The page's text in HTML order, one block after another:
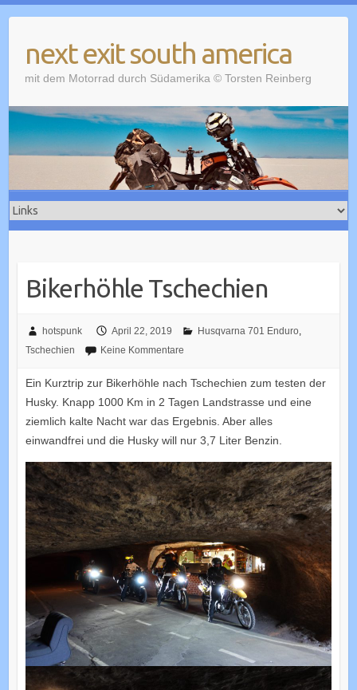
contentnext exit south america
mit dem Motorrad durch Südamerika © Torsten Reinberg
Bikerhöhle Tschechien
hotspunk April 22, 2019 Husqvarna 701 Enduro,
Tschechien
Keine Kommentare
Ein Kurztrip zur Bikerhöhle nach Tschechien zum testen der
Husky. Knapp 1000 Km in 2 Tagen Landstrasse und eine
ziemlich kalte Nacht war das Ergebnis. Aber alles
einwandfrei und die Husky will nur 3,7 Liter Benzin.